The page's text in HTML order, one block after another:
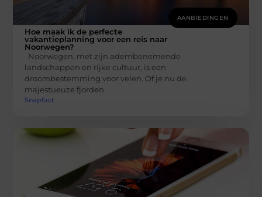
AANBIEDINGEN
Hoe maak ik de perfecte
vakantieplanning voor een reis naar
Noorwegen?
Noorwegen, met zijn adembenemende
landschappen en rijke cultuur, is een
droombestemming voor velen. Of je nu de
majestueuze fjorden
Snapfact